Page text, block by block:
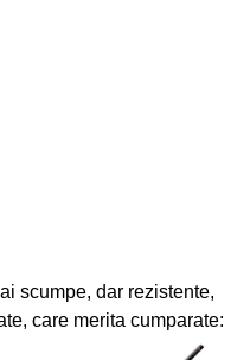
scumpe, dar rezistente,
care merita cumparate: